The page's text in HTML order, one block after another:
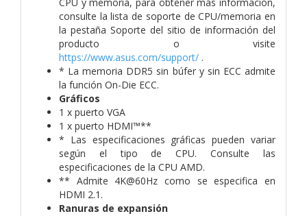
consulte la lista de soporte de CPU/memoria en
la pestaña Soporte del sitio de información del
producto o visite
https://www.asus.com/support/ .
* La memoria DDR5 sin búfer y sin ECC admite
la función On-Die ECC.
Gráficos
1 x puerto VGA
1 x puerto HDMI™**
* Las especificaciones gráficas pueden variar
según el tipo de CPU. Consulte las
especificaciones de la CPU AMD.
** Admite 4K@60Hz como se especifica en
HDMI 2.1.
Ranuras de expansión